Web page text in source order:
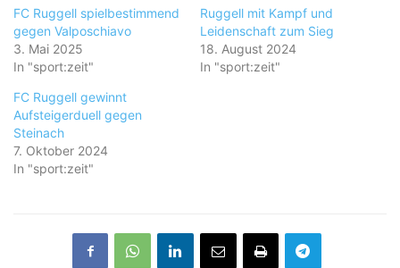
FC Ruggell spielbestimmend
gegen Valposchiavo
3. Mai 2025
In "sport:zeit"
Ruggell mit Kampf und
Leidenschaft zum Sieg
18. August 2024
In "sport:zeit"
FC Ruggell gewinnt
Aufsteigerduell gegen
Steinach
7. Oktober 2024
In "sport:zeit"